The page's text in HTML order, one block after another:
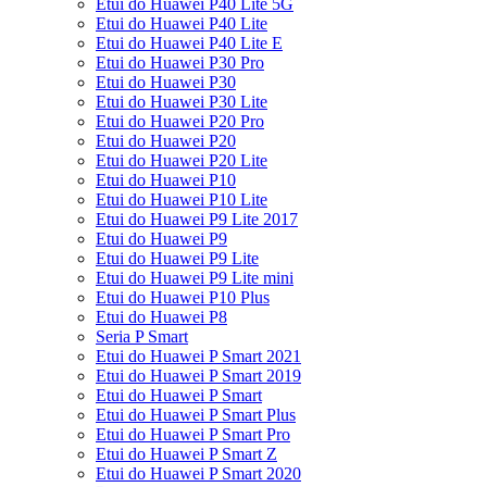
Etui do Huawei P40 Lite 5G
Etui do Huawei P40 Lite
Etui do Huawei P40 Lite E
Etui do Huawei P30 Pro
Etui do Huawei P30
Etui do Huawei P30 Lite
Etui do Huawei P20 Pro
Etui do Huawei P20
Etui do Huawei P20 Lite
Etui do Huawei P10
Etui do Huawei P10 Lite
Etui do Huawei P9 Lite 2017
Etui do Huawei P9
Etui do Huawei P9 Lite
Etui do Huawei P9 Lite mini
Etui do Huawei P10 Plus
Etui do Huawei P8
Seria P Smart
Etui do Huawei P Smart 2021
Etui do Huawei P Smart 2019
Etui do Huawei P Smart
Etui do Huawei P Smart Plus
Etui do Huawei P Smart Pro
Etui do Huawei P Smart Z
Etui do Huawei P Smart 2020